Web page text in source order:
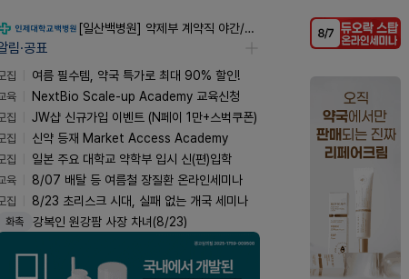
[일산백병원] 약제부 계약직 야간/주말당직약사 (신입/경력) 모집 공고
림·공표
집
여름 필수템, 약국 특가로 최대 90% 할인!
육
NextBio Scale-up Academy 교육신청
집
JW샵 신규가입 이벤트 (N페이 1만+스벅쿠폰)
집
신약 등재 Market Access Academy
집
일본 주요 대학교 약학부 입시 신(편)입학
육
8/07 배탈 등 여름철 장질환 온라인세미나
집
8/23 초리스크 시대, 실패 없는 개국 세미나
화촉 강복인 원강팜 사장 차녀(8/23)